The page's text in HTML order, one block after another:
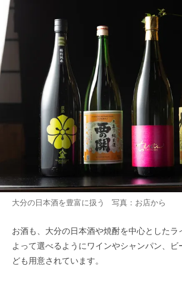
大分の日本酒を豊富に扱う 写真：お店から
お酒も、大分の日本酒や焼酎を中心としたラ
よって選べるようにワインやシャンパン、ビ
ども用意されています。